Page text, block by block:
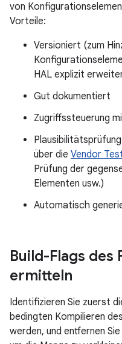
von
Vorteile:
Versioniert (zum
HAL explizit
Gut dokumentiert
Zugriffssteuerung
über die Vendor
Prüfung der
Elementen usw.)
Automatisch
Build-Flags des
ermitteln
Identifizieren Sie zuerst
bedingten Kompilieren
werden, und entfernen